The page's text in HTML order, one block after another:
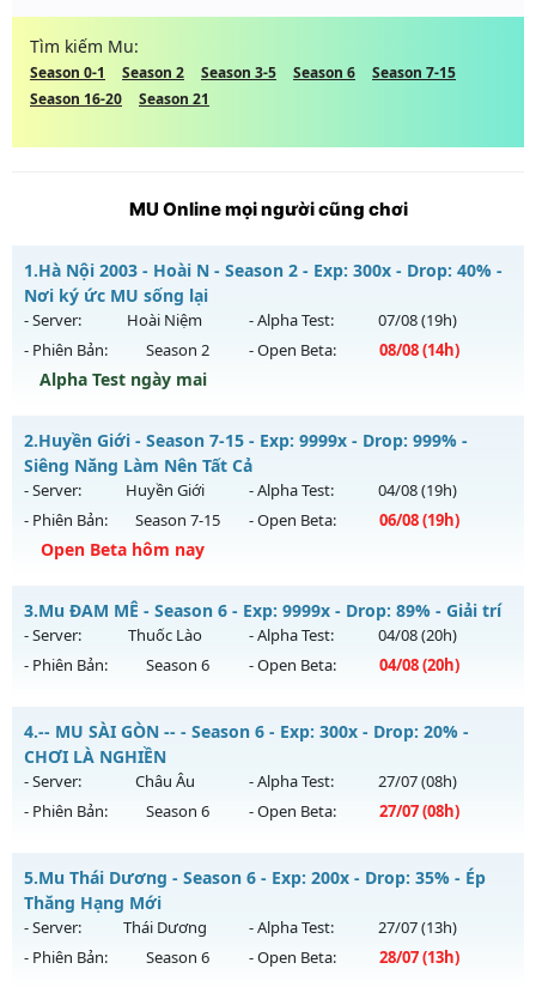
Tìm kiếm Mu:
Season 0-1 Season 2 Season 3-5 Season 6
Season 7-15
Season 16-20
Season 21
MU Online mọi người cũng chơi
1.Hà Nội 2003 - Hoài N - Season 2 - Exp: 300x - Drop: 40% -
Nơi ký ức MU sống lại
- Server: Hoài Niệm - Alpha Test: 07/08(19h)
- Phiên Bản:
Season 2 - Open Beta: 08/08(14h)
Alpha Test ngày mai
Hà Nội 2003 - Hoài N - Nơi ký ức MU sống lại
Mu mới ra tháng 08 2026 - Mở máy chủ
ngày 08/08/2626
Exp: 300x - Drop: 40%
Kiểu reset: Reset In Game
Thể loại: Mu Custom thêm đồ mới
Antihack: UKG
2.Huyền Giới - Season 7-15 - Exp: 9999x - Drop: 999% -
Siêng Năng Làm Nên Tất Cả
- Server: Huyền Giới - Alpha Test: 04/08(19h)
- Phiên Bản:
Season 7-15 - Open Beta: 06/08(19h)
Open Beta hôm nay
Huyền Giới - Siêng Năng Làm Nên Tất Cả
Mu mới ra tháng 08 2026 - Mở máy chủ
Huyền Giớivào 19h
ngày 06/08/2626
Kiểu reset: Reset In Game
Thể loại: Mu Custom thêm đồ mới
Antihack: Anti
3.Mu ĐAM MÊ - Season 6 - Exp: 9999x - Drop: 89% - Giải trí
- Server: Thuốc Lào - Alpha Test: 04/08(20h)
- Phiên Bản:
Season 6 - Open Beta: 04/08(20h)
Mu ĐAM MÊ - Giải trí
Mu mới ra tháng 08 2026 - Mở máy chủ
ngày 04/08/2626
Exp: 9999x - Drop: 89%
Thể loại: Mu Bán Đồ Full Trong Shop
Antihack: UGK
4.-- MU SÀI GÒN -- - Season 6 - Exp: 300x - Drop: 20% -
CHƠI LÀ NGHIỀN
- Server: Châu Âu - Alpha Test: 27/07(08h)
- Phiên Bản:
Season 6 - Open Beta: 27/07(08h)
-- MU SÀI GÒN -- - CHƠI LÀ NGHIỀN
Mu mới ra tháng 07 2026 - Mở máy chủ
ngày 27/07/2626
Exp: 300x - Drop: 20%
5.Mu Thái Dương - Season 6 - Exp: 200x - Drop: 35% - Ép
Thăng Hạng Mới
- Server: Thái Dương - Alpha Test: 27/07(13h)
- Phiên Bản:
Season 6 - Open Beta: 28/07(13h)